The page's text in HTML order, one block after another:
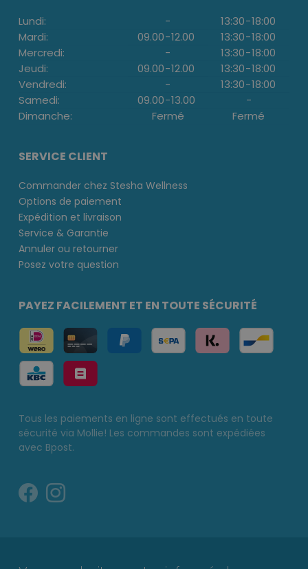
Lundi: - 13:30-18:00
Mardi:
09.00-12.00 13:30-18:00
Mercredi:
- 13:30-18:00
Jeudi:
09.00-12.00 13:30-18:00
Vendredi:
- 13:30-18:00
Samedi:
09.00-13.00
-
Dimanche:
Fermé Fermé
SERVICE CLIENT
Commander chez Stesha Wellness
Options de paiement
Expédition et livraison
Service & Garantie
Annuler ou retourner
Posez votre question
PAYEZ FACILEMENT ET EN TOUTE SÉCURITÉ
Tous les paiements en ligne sont effectués en toute
sécurité via Mollie! Les commandes sont expédiées
avec Bpost.